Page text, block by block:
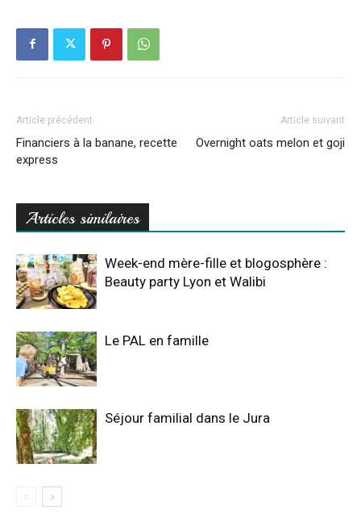
Article précédent
Financiers à la banane, recette
express
Article suivant
Overnight oats melon et goji
Articles similaires
Week-end mère-fille et blogosphère :
Beauty party Lyon et Walibi
Le PAL en famille
Séjour familial dans le Jura